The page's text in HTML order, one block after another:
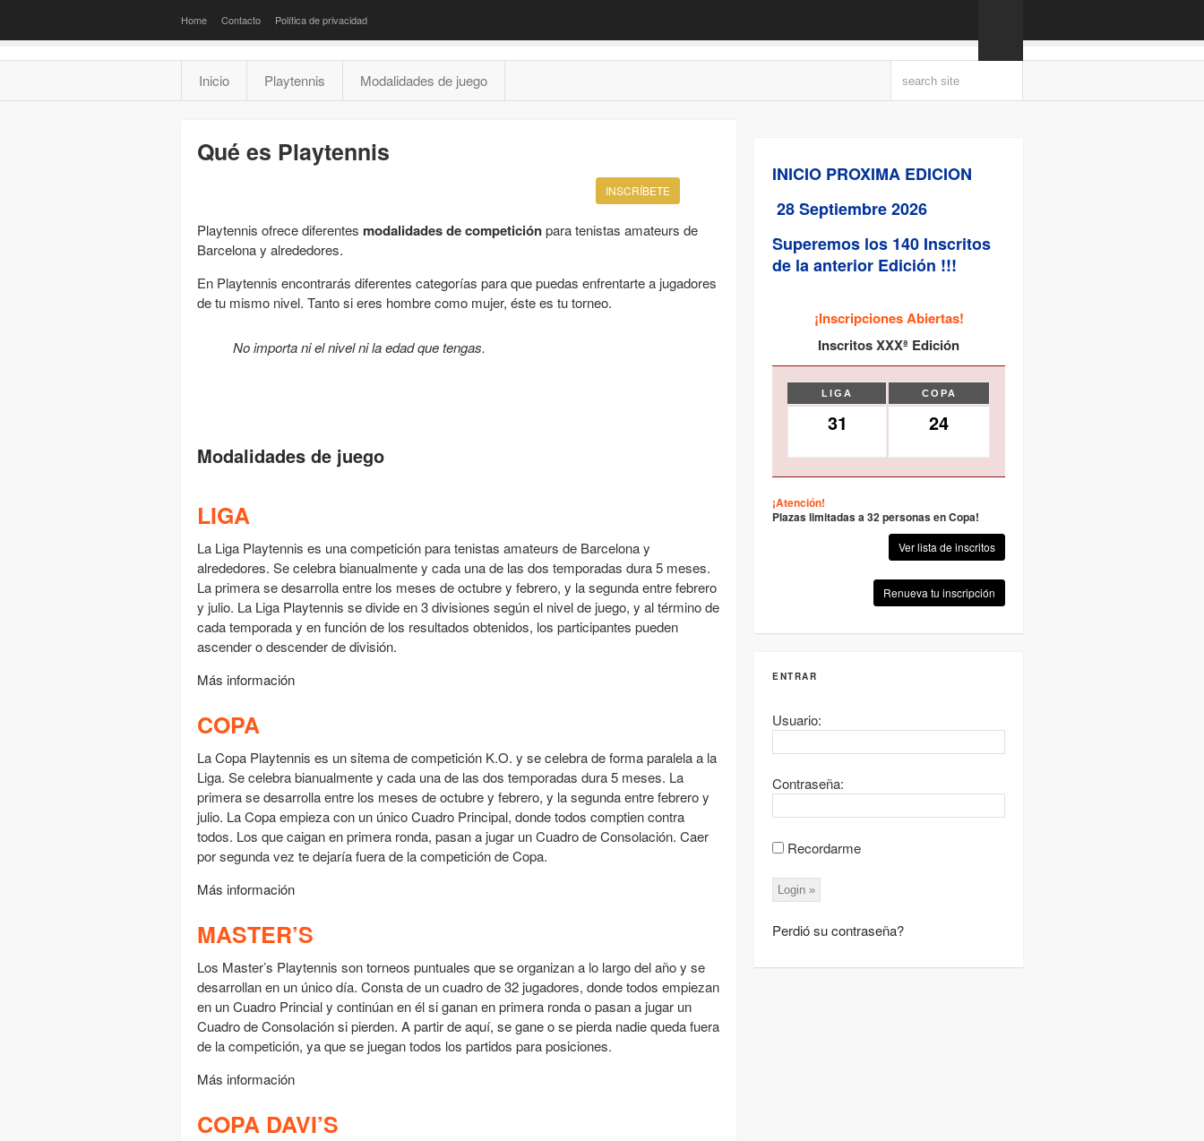
Home Contacto Política de privacidad
Inicio Playtennis Modalidades de juego
Qué es Playtennis
INSCRÍBETE
Playtennis ofrece diferentes modalidades de competiciónpara tenistas amateurs de
Barcelona y alrededores.
En Playtennis encontrarás diferentes categorías para que puedas enfrentarte a jugadores
de tu mismo nivel. Tanto si eres hombre como mujer, éste es tu torneo.
No importa ni el nivel ni la edad que tengas.
Modalidades de juego
LIGA
La Liga Playtennis es una competición para tenistas amateurs de Barcelona y
alrededores. Se celebra bianualmente y cada una de las dos temporadas dura 5 meses.
La primera se desarrolla entre los meses de octubre y febrero, y la segunda entre febrero
y julio. La Liga Playtennis se divide en 3 divisiones según el nivel de juego, y al término de
cada temporada y en función de los resultados obtenidos, los participantes pueden
ascender o descender de división.
Más información
COPA
La Copa Playtennis es un sitema de competición K.O. y se celebra de forma paralela a la
Liga. Se celebra bianualmente y cada una de las dos temporadas dura 5 meses. La
primera se desarrolla entre los meses de octubre y febrero, y la segunda entre febrero y
julio. La Copa empieza con un único Cuadro Principal, donde todos comptien contra
todos. Los que caigan en primera ronda, pasan a jugar un Cuadro de Consolación. Caer
por segunda vez te dejaría fuera de la competición de Copa.
Más información
MASTER’S
Los Master’s Playtennis son torneos puntuales que se organizan a lo largo del año y se
desarrollan en un único día. Consta de un cuadro de 32 jugadores, donde todos empiezan
en un Cuadro Princial y continúan en él si ganan en primera ronda o pasan a jugar un
Cuadro de Consolación si pierden. A partir de aquí, se gane o se pierda nadie queda fuera
de la competición, ya que se juegan todos los partidos para posiciones.
Más información
COPA DAVI’S
INICIO PROXIMA EDICION
28 Septiembre 2026
Superemos los 140 Inscritos
de la anterior Edición !!!
¡Inscripciones Abiertas!
Inscritos XXXª Edición
LIGA COPA
31 24
¡Atención!
Plazas limitadas a 32 personas en Copa!
Ver lista de inscritos
Renueva tu inscripción
ENTRAR
Usuario:
Contraseña:
Recordarme
Perdió su contraseña?